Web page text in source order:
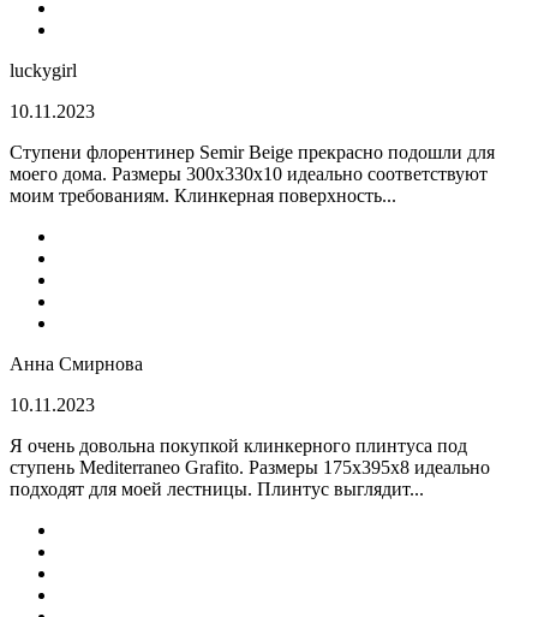
luckygirl
10.11.2023
Ступени флорентинер Semir Beige прекрасно подошли для
моего дома. Размеры 300х330х10 идеально соответствуют
моим требованиям. Клинкерная поверхность...
Анна Смирнова
10.11.2023
Я очень довольна покупкой клинкерного плинтуса под
ступень Mediterraneo Grafito. Размеры 175х395х8 идеально
подходят для моей лестницы. Плинтус выглядит...